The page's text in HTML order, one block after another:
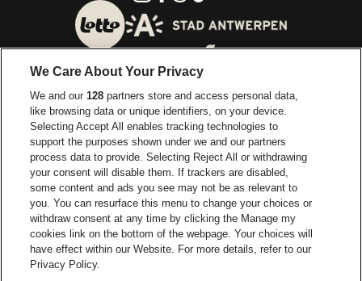
Visitez le site de Ville
Visitez le site de Europcar
Visitez le site
Visitez le site de Coca-Cola
Visitez le site de Red Bull
Visitez le
Visitez le site de Champagne Pommery
Visitez le site de Le
Visitez le site de Le logo Lillet en
Visitez le site
Lotto Arena fait partie debe•at
Lotto Arena
We Care About Your Privacy
We and our128 partners store and access personal data,
like browsing data or unique identifiers, on your device.
Selecting Accept All enables tracking technologies to
support the purposes shown under we and our partners
process data to provide. Selecting Reject All or withdrawing
your consent will disable them. If trackers are disabled,
some content and ads you see may not be as relevant to
you. You can resurface this menu to change your choices or
withdraw consent at any time by clicking the Manage my
cookies link on the bottom of the webpage. Your choices will
have effect within our Website. For more details, refer to our
Privacy Policy.